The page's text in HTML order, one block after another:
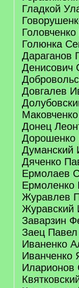
Гладкой
Головченко
Голюнка
Дараганов
Денисович
Довгалев
Донец
Дорошенко
Думанский
Дяченко
Ермолаев
Ермоленко
Журавлев
Журавский
Заварзин
Заец Павел
Иваненко
Иванченко
Иларионов